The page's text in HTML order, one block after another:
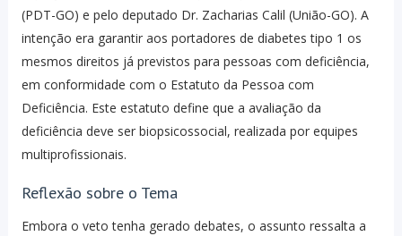
(PDT-GO) e pelo deputado Dr. Zacharias Calil (União-GO). A
intenção era garantir aos portadores de diabetes tipo 1 os
mesmos direitos já previstos para pessoas com deficiência,
em conformidade com o Estatuto da Pessoa com
Deficiência. Este estatuto define que a avaliação da
deficiência deve ser biopsicossocial, realizada por equipes
multiprofissionais.
Reflexão sobre o Tema
Embora o veto tenha gerado debates, o assunto ressalta a